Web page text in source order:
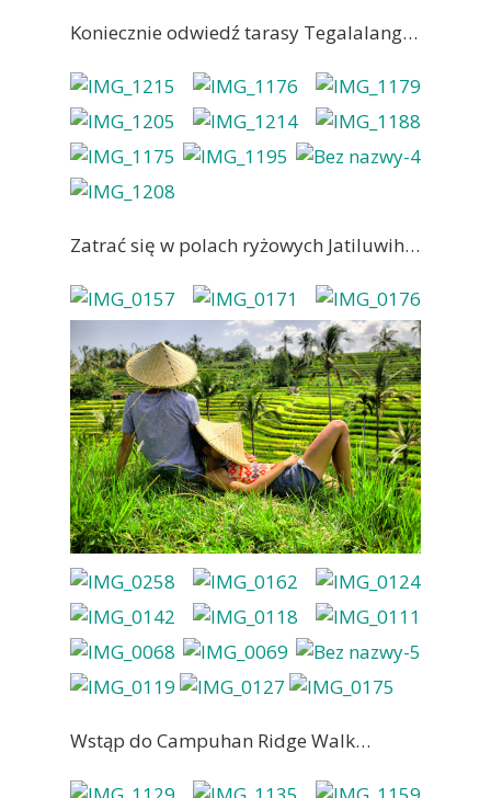
Koniecznie odwiedź tarasy Tegalalang…
Zatrać się w polach ryżowych Jatiluwih…
Wstąp do Campuhan Ridge Walk…